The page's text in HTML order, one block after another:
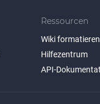
Ressourcen
Wiki formatieren
Hilfezentrum
API-